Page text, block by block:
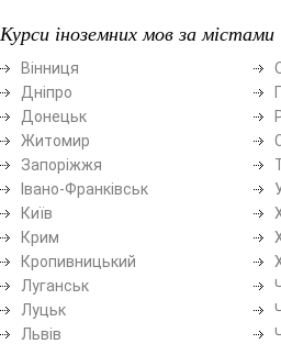
Курси іноземних мов за містами
Вінниця
Дніпро
Донецьк
Житомир
Запоріжжя
Івано-Франківськ
Київ
Крим
Кропивницький
Луганськ
Луцьк
Львів